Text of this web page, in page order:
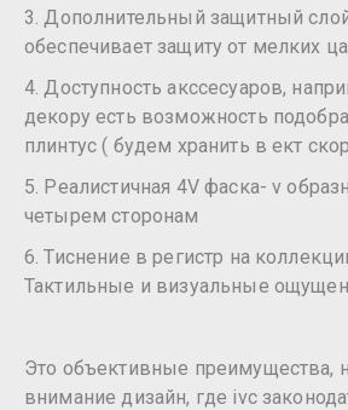
3. Дополнительный защитный
обеспечивает защиту от мелких
4. Доступность акссесуаров,
декору есть возможность
плинтус ( будем хранить в ект
5. Реалистичная 4V фаска- v
четырем сторонам
6. Тиснение в регистр на
Тактильные и визуальные
Это объективные преимущества,
внимание дизайн, где ivc